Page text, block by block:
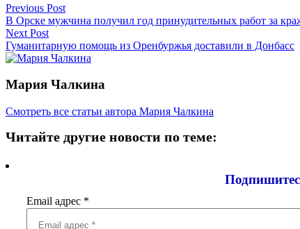
Навигация
по
записям
Previous Post
В Орске мужчина получил год принудительных работ за
Next Post
Гуманитарную помощь из Оренбуржья доставили в Донбасс
Мария Чалкина
Смотреть все статьи автора Мария Чалкина
Читайте другие новости по теме:
Email адрес *